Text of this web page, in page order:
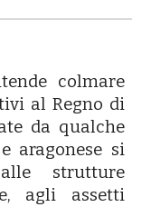
colmare
al Regno di
da qualche
aragonese si
alle strutture
agli assetti